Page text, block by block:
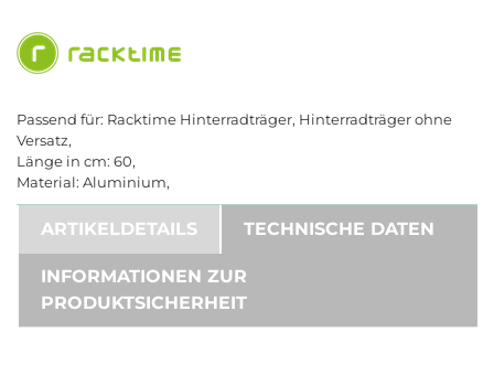
Passend für: Racktime Hinterradträger, Hinterradträger ohne
Versatz,
Länge in cm: 60,
Material: Aluminium,
ARTIKELDETAILS TECHNISCHE DATEN
INFORMATIONEN ZUR
PRODUKTSICHERHEIT